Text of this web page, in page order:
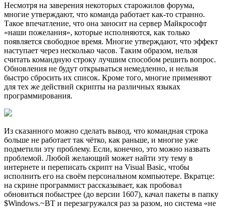
Несмотря на заверения некоторых старожилов форума,
многие утверждают, что команда работает как-то странно.
Такое впечатление, что она заносит на сервер Майкрософт
«наши пожелания», которые исполняются, как только
появляется свободное время. Многие утверждают, что эффект
наступает через несколько часов. Таким образом, нельзя
считать командную строку лучшим способом решить вопрос.
Обновления не будут открываться немедленно, и нельзя
быстро сбросить их список. Кроме того, многие применяют
для тех же действий скрипты на различных языках
программирования.
Из сказанного можно сделать вывод, что командная строка
больше не работает так чётко, как раньше, и многие уже
подметили эту проблему. Если, конечно, это можно назвать
проблемой. Любой желающий может найти эту тему в
интернете и переписать скрипт на Visual Basic, чтобы
исполнить его на своём персональном компьютере. Вкратце:
на скрине программист рассказывает, как пробовал
обновиться побыстрее (до версии 1607), качал пакеты в папку
$Windows.~BT и перезагружался раз за разом, но система «не